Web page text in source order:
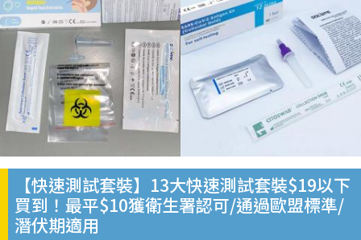
【快速測試套裝】13大快速測試套裝$19以下
買到！最平$10獲衛生署認可/通過歐盟標準/
潛伏期適用